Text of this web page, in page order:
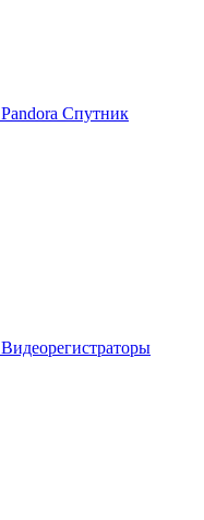
Pandora Спутник
Видеорегистраторы